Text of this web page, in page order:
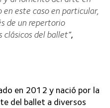
este caso en particular,
de un repertorio
clásicos del ballet”,
en 2012 y nació por la
del ballet a diversos